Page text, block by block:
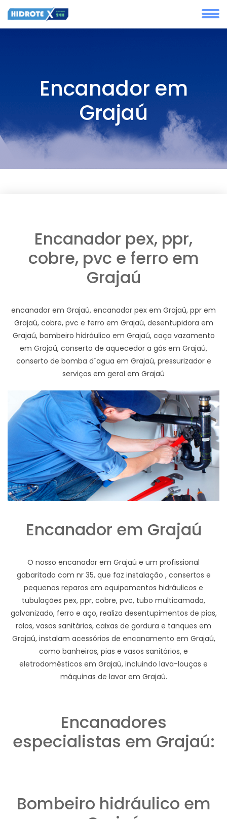
Encanador em
Grajaú
Encanador pex, ppr,
cobre, pvc e ferro em
Grajaú
encanador em Grajaú, encanador pex em Grajaú, ppr em
Grajaú, cobre, pvc e ferro em Grajaú, desentupidora em
Grajaú, bombeiro hidráulico em Grajaú, caça vazamento
em Grajaú, conserto de aquecedor a gás em Grajaú,
conserto de bomba d´agua em Grajaú, pressurizador e
serviços em geral em Grajaú
Encanador em Grajaú
O nosso encanador em Grajaú e um profissional
gabaritado com nr 35, que faz instalação , consertos e
pequenos reparos em equipamentos hidráulicos e
tubulações pex, ppr, cobre, pvc, tubo multicamada,
galvanizado, ferro e aço, realiza desentupimentos de pias,
ralos, vasos sanitários, caixas de gordura e tanques em
Grajaú, instalam acessórios de encanamento em Grajaú,
como banheiras, pias e vasos sanitários, e
eletrodomésticos em Grajaú, incluindo lava-louças e
máquinas de lavar em Grajaú.
Encanadores
especialistas em Grajaú:
Bombeiro hidráulico em